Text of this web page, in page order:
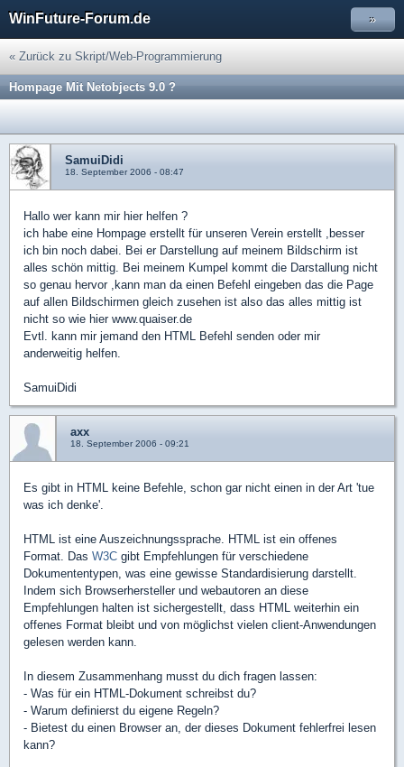
WinFuture-Forum.de »
« Zurück zu Skript/Web-Programmierung
Hompage Mit Netobjects 9.0 ?
SamuiDidi
18. September 2006 - 08:47
Hallo wer kann mir hier helfen ?
ich habe eine Hompage erstellt für unseren Verein erstellt ,besser
ich bin noch dabei. Bei er Darstellung auf meinem Bildschirm ist
alles schön mittig. Bei meinem Kumpel kommt die Darstallung nicht
so genau hervor ,kann man da einen Befehl eingeben das die Page
auf allen Bildschirmen gleich zusehen ist also das alles mittig ist
nicht so wie hier www.quaiser.de
Evtl. kann mir jemand den HTML Befehl senden oder mir
anderweitig helfen.
SamuiDidi
axx
18. September 2006 - 09:21
Es gibt in HTML keine Befehle, schon gar nicht einen in der Art 'tue
was ich denke'.
HTML ist eine Auszeichnungssprache. HTML ist ein offenes
Format. Das W3C gibt Empfehlungen für verschiedene
Dokumententypen, was eine gewisse Standardisierung darstellt.
Indem sich Browserhersteller und webautoren an diese
Empfehlungen halten ist sichergestellt, dass HTML weiterhin ein
offenes Format bleibt und von möglichst vielen client-Anwendungen
gelesen werden kann.
In diesem Zusammenhang musst du dich fragen lassen:
- Was für ein HTML-Dokument schreibst du?
- Warum definierst du eigene Regeln?
- Bietest du einen Browser an, der dieses Dokument fehlerfrei lesen
kann?